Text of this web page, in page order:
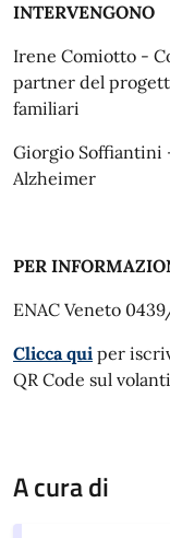
INTERVENGONO
Irene Comiotto -
partner del
familiari
Giorgio Soffiantini
Alzheimer
PER
ENAC Veneto
Clicca qui per
QR Code sul
A cura di